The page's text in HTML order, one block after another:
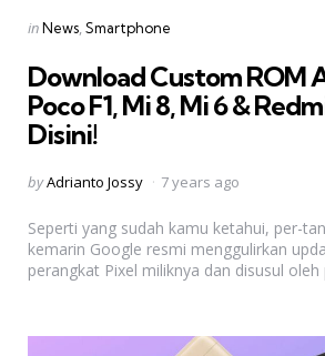
Categories
Posted
inNews Smartphone
Download Custom ROM
Poco F1, Mi 8, Mi 6 &
Disini!
Posted
byAdrianto Jossy 7 years ago
Seperti yang sudah kamu ketahui, per-
kemarin Google resmi menggulirkan
perangkat Pixel miliknya dan disusul oleh